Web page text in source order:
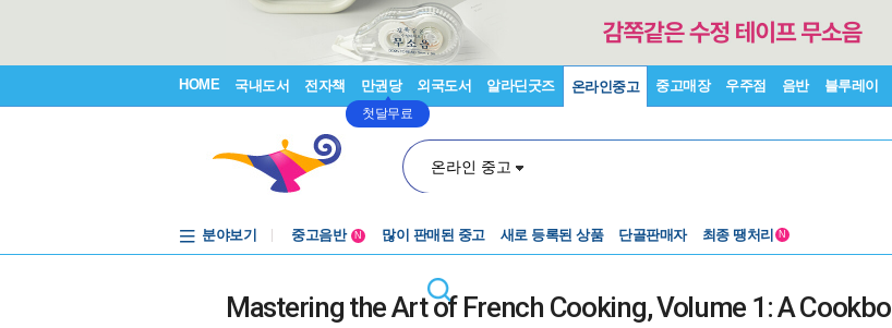
HOME 국내도서 전자책 만권당
첫달무료
외국도서 알라딘굿즈 온라인중고 중고매장 우주점 음반 블루레이
온라인 중고
분야보기
중고음반
N 많이 판매된 중고 새로 등록된 상품 단골판매자 최종 땡처리 N
Mastering the Art of French Cooking, Volume 1: A